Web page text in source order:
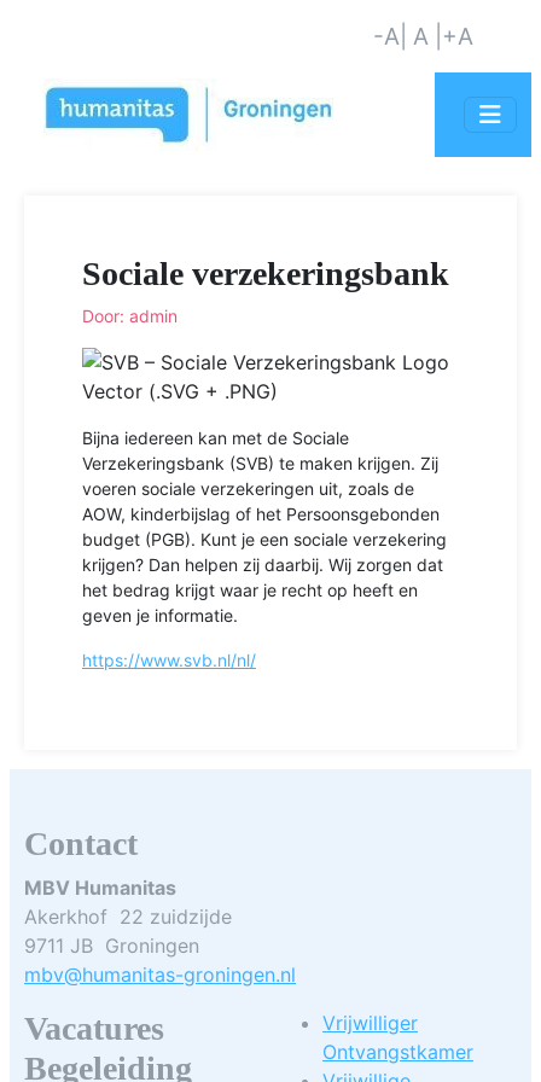
-A | A | +A
Sociale verzekeringsbank
Door: admin
Bijna iedereen kan met de Sociale
Verzekeringsbank (SVB) te maken krijgen. Zij
voeren sociale verzekeringen uit, zoals de
AOW, kinderbijslag of het Persoonsgebonden
budget (PGB). Kunt je een sociale verzekering
krijgen? Dan helpen zij daarbij. Wij zorgen dat
het bedrag krijgt waar je recht op heeft en
geven je informatie.
https://www.svb.nl/nl/
Contact
MBV Humanitas
Akerkhof 22 zuidzijde
9711 JB Groningen
mbv@humanitas-groningen.nl
Vacatures
Begeleiding
Vrijwilliger
Ontvangstkamer